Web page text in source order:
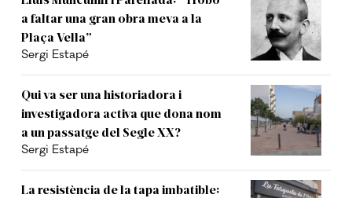
a faltar una gran obra meva a la
Plaça Vella”
Sergi Estapé
Qui va ser una historiadora i
investigadora activa que dona nom
a un passatge del Segle XX?
Sergi Estapé
La resistència de la tapa imbatible: